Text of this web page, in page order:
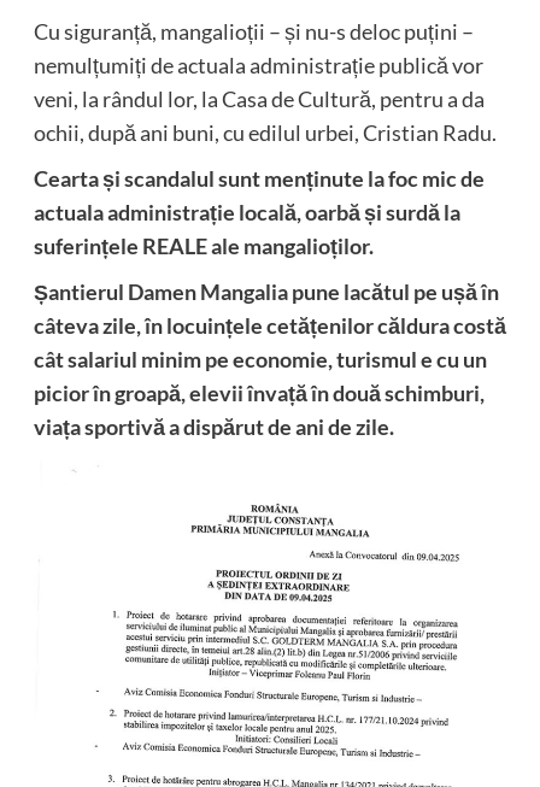
Cu siguranță, mangalioții – și nu-s deloc puțini –
nemulțumiți de actuala administrație publică vor
veni, la rândul lor, la Casa de Cultură, pentru a da
ochii, după ani buni, cu edilul urbei, Cristian Radu.
Cearta și scandalul sunt menținute la foc mic de
actuala administrație locală, oarbă și surdă la
suferințele REALE ale mangalioților.
Șantierul Damen Mangalia pune lacătul pe ușă în
câteva zile, în locuințele cetățenilor căldura costă
cât salariul minim pe economie, turismul e cu un
picior în groapă, elevii învață în două schimburi,
viața sportivă a dispărut de ani de zile.